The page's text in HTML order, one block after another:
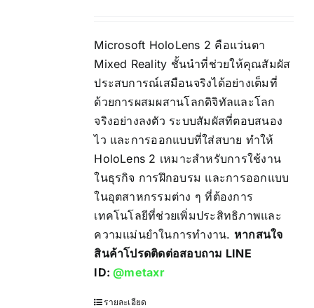
Microsoft HoloLens 2 คือแว่นตา
Mixed Reality ชั้นนำที่ช่วยให้คุณสัมผัส
ประสบการณ์เสมือนจริงได้อย่างเต็มที่
ด้วยการผสมผสานโลกดิจิทัลและโลก
จริงอย่างลงตัว ระบบสัมผัสที่ตอบสนอง
ไว และการออกแบบที่ใส่สบาย ทำให้
HoloLens 2 เหมาะสำหรับการใช้งาน
ในธุรกิจ การฝึกอบรม และการออกแบบ
ในอุตสาหกรรมต่าง ๆ ที่ต้องการ
เทคโนโลยีที่ช่วยเพิ่มประสิทธิภาพและ
ความแม่นยำในการทำงาน. หากสนใจ
สินค้าโปรดติดต่อสอบถาม LINE
ID:@metaxr
รายละเอียด